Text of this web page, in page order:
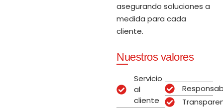
asegurando soluciones a
medida para cada
cliente.
Nuestros valores
Servicio
al
cliente